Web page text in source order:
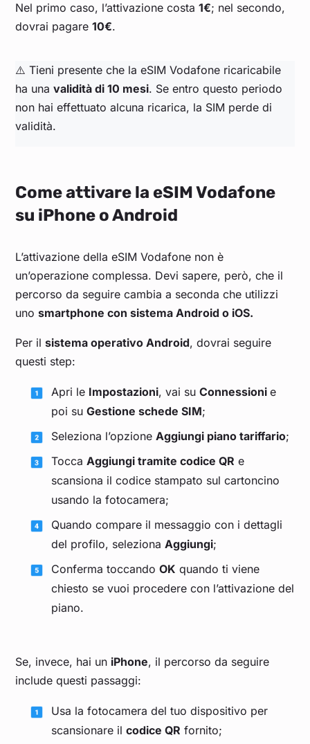
Nel primo caso, l’attivazione costa1€; nel secondo,
dovrai pagare10€.
⚠️ Tieni presente che la eSIM Vodafone ricaricabile
ha unavalidità di 10 mesi. Se entro questo periodo
non hai effettuato alcuna ricarica, la SIM perde di
validità.
Come attivare la eSIM Vodafone
su iPhone o Android
L’attivazione della eSIM Vodafone non è
un’operazione complessa. Devi sapere, però, che il
percorso da seguire cambia a seconda che utilizzi
unosmartphone con sistema Android o iOS.
Per ilsistema operativo Android, dovrai seguire
questi step:
Apri le Impostazioni, vai su Connessioni e
poi suGestione schede SIM;
Seleziona l’opzione Aggiungi piano tariffario;
Tocca Aggiungi tramite codice QR e
scansiona il codice stampato sul cartoncino
usando la fotocamera;
Quando compare il messaggio con i dettagli
del profilo, selezionaAggiungi;
Conferma toccando OK quando ti viene
chiesto se vuoi procedere con l’attivazione del
piano.
Se, invece, hai un iPhone, il percorso da seguire
include questi passaggi:
Usa la fotocamera del tuo dispositivo per
scansionare ilcodice QR fornito;